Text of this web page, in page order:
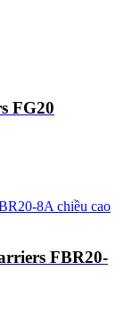
FG20
FBR20-